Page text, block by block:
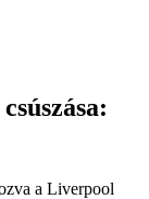
a Liverpool